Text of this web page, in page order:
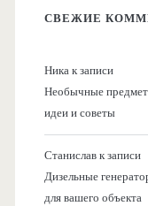
СВЕЖИЕ
Никак записи
Необычные
идеи и советы
Станиславк записи
Дизельные
для вашего объекта